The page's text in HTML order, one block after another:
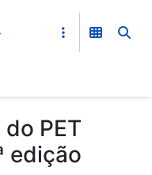
PET
edição